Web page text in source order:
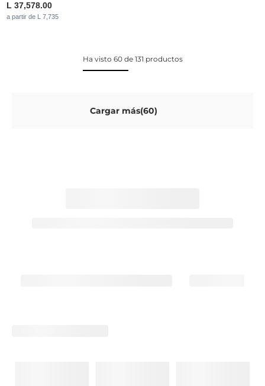
L 37,578.00
a partir de L 7,735
Ha visto 60 de 131 productos
Cargar más(60)